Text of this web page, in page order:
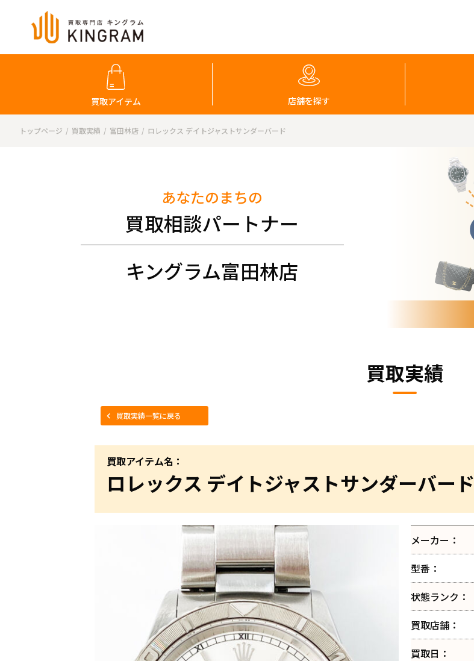
買取アイテム 店舗を探す
トップページ 買取実績 富田林店 ロレックス デイトジャストサンダーバード
キングラム富田林店
あなたのまちの
買取相談パートナー
買取実績
買取実績一覧に戻る
買取アイテム名：
ロレックス デイトジャストサンダーバード
メーカー：
型番：
状態ランク：
買取店舗：
買取日：